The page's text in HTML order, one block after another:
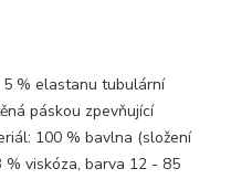
5 % elastanu tubulární
páskou zpevňující
100 % bavlna (složení
viskóza, barva 12 - 85